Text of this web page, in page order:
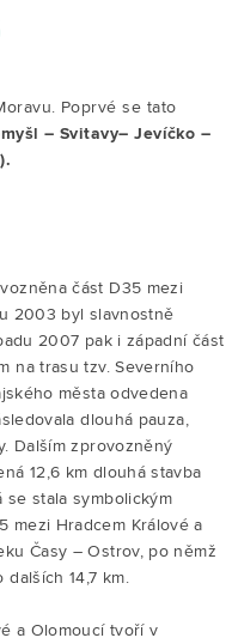
Poprvé se tato
– Svitavy– Jevíčko –
část D35 mezi
2003 byl slavnostně
2007 pak i západní část
na trasu tzv. Severního
města odvedena
dlouhá pauza,
Dalším zprovozněný
12,6 km dlouhá stavba
se stala symbolickým
mezi Hradcem Králové a
Časy – Ostrov, po němž
14,7 km.
a Olomoucí tvoří v